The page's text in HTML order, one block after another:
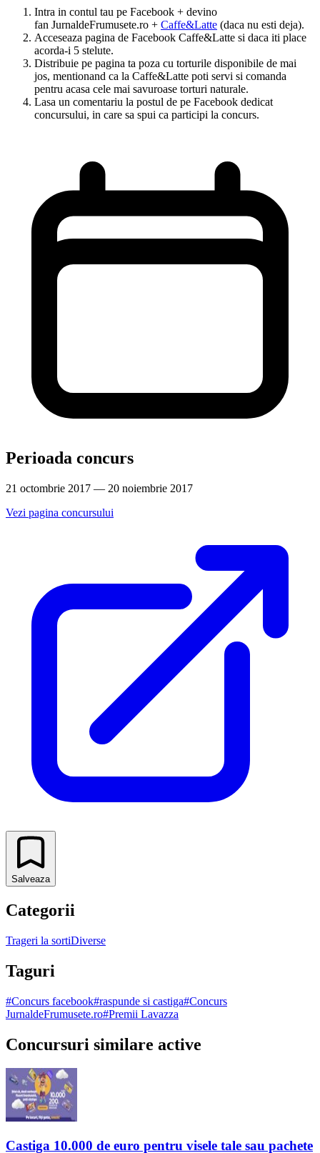
Intra in contul tau pe Facebook + devino
fan JurnaldeFrumusete.ro + Caffe&Latte (daca nu esti deja).
Acceseaza pagina de Facebook Caffe&Latte si daca iti place
acorda-i 5 stelute.
Distribuie pe pagina ta poza cu torturile disponibile de mai
jos, mentionand ca la Caffe&Latte poti servi si comanda
pentru acasa cele mai savuroase torturi naturale.
Lasa un comentariu la postul de pe Facebook dedicat
concursului, in care sa spui ca participi la concurs.
Perioada concurs
21 octombrie 2017 — 20 noiembrie 2017
Vezi pagina concursului
Salveaza
Categorii
Trageri la sortiDiverse
Taguri
#Concurs facebook#raspunde si castiga#Concurs
JurnaldeFrumusete.ro#Premii Lavazza
Concursuri similare active
Castiga 10.000 de euro pentru visele tale sau pachete